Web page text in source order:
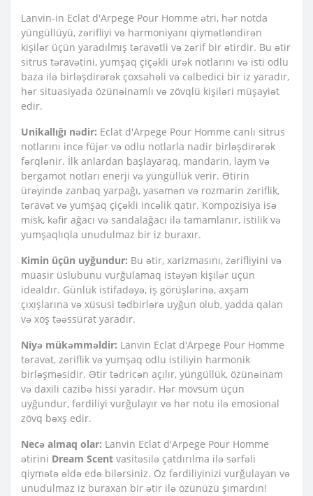
Lanvin-in Eclat d'Arpege Pour Homme ətri, hər notda
yüngüllüyü, zərifliyi və harmoniyanı qiymətləndirən
kişilər üçün yaradılmış təravətli və zərif bir ətirdir. Bu ətir
sitrus təravətini, yumşaq çiçəkli ürək notlarını və isti odlu
baza ilə birləşdirərək çoxsahəli və cəlbedici bir iz yaradır,
hər situasiyada özünəinamlı və zövqlü kişiləri müşayiət
edir.
Unikallığı nədir: Eclat d'Arpege Pour Homme canlı sitrus
notlarını incə füjər və odlu notlarla nadir birləşdirərək
fərqlənir. İlk anlardan başlayaraq, mandarin, laym və
bergamot notları enerji və yüngüllük verir. Ətirin
ürəyində zanbaq yarpağı, yasəmən və rozmarin zəriflik,
təravət və yumşaq çiçəkli incəlik qatır. Kompozisiya isə
misk, kəfir ağacı və sandalağacı ilə tamamlanır, istilik və
yumşaqlıqla unudulmaz bir iz buraxır.
Kimin üçün uyğundur: Bu ətir, xarizmasını, zərifliyini və
müasir üslubunu vurğulamaq istəyən kişilər üçün
idealdır. Günlük istifadəyə, iş görüşlərinə, axşam
çıxışlarına və xüsusi tədbirlərə uyğun olub, yadda qalan
və xoş təəssürat yaradır.
Niyə mükəmməldir: Lanvin Eclat d'Arpege Pour Homme
təravət, zəriflik və yumşaq odlu istiliyin harmonik
birləşməsidir. Ətir tədricən açılır, yüngüllük, özünəinam
və daxili cazibə hissi yaradır. Hər mövsüm üçün
uyğundur, fərdiliyi vurğulayır və hər notu ilə emosional
zövq bəxş edir.
Necə almaq olar: Lanvin Eclat d'Arpege Pour Homme
ətirini Dream Scent vasitəsilə çatdırılma ilə sərfəli
qiymətə əldə edə bilərsiniz. Öz fərdiliyinizi vurğulayan və
unudulmaz iz buraxan bir ətir ilə özünüzü şımardın!